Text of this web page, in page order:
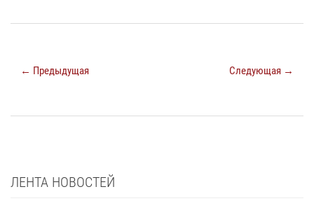
← Предыдущая Следующая →
ЛЕНТА НОВОСТЕЙ